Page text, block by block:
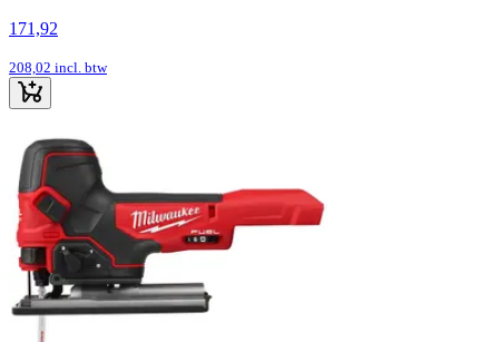
171,92
208,02 incl. btw